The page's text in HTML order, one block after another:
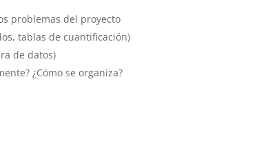
problemas del proyecto
tablas de cuantificación)
de datos)
¿Cómo se organiza?